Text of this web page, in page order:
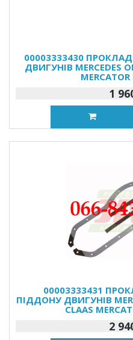
00003333430
ДВИГУНІВ MERCEDES
1
00003333431
ПІДДОНУ ДВИГУНІВ
CLAAS
2